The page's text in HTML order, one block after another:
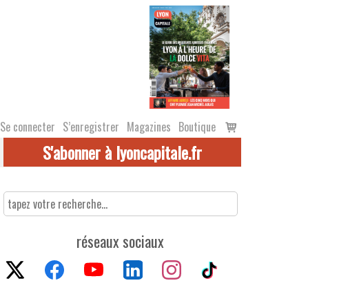
Se connecter S’enregistrer Magazines Boutique
Voir
le
S'abonner à lyoncapitale.fr
réseaux sociaux